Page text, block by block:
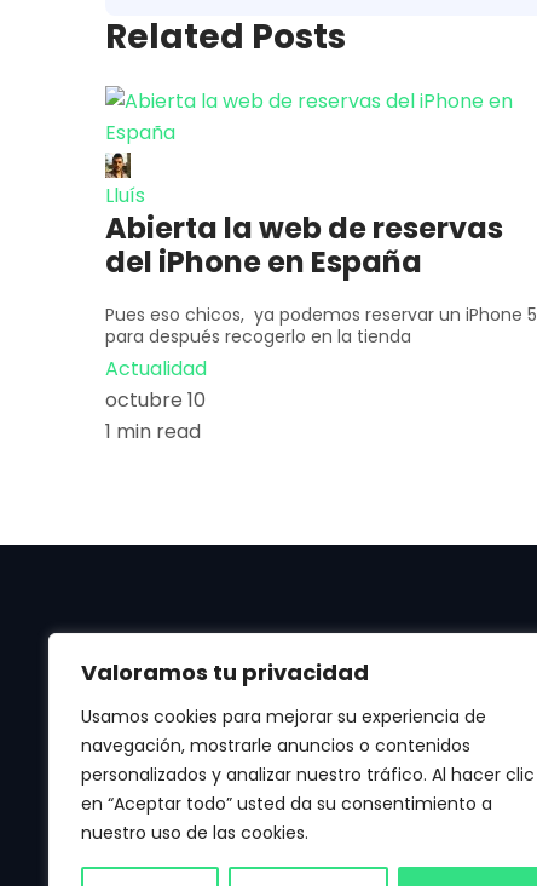
Valoramos tu privacidad
Usamos cookies para mejorar su experiencia de
navegación, mostrarle anuncios o contenidos
personalizados y analizar nuestro tráfico. Al hacer clic
en “Aceptar todo” usted da su consentimiento a
nuestro uso de las cookies.
Related Posts
Lluís
Abierta la web de reservas
del iPhone en España
Pues eso chicos, ya podemos reservar un iPhone 5
para después recogerlo en la tienda
Actualidad
octubre 10
1 min read
Manténte al día de las últimas noticias de
Apple, Android, Aplicaciones, Juegos, IA y